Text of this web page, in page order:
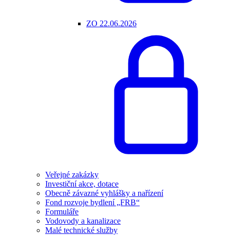
ZO 22.06.2026
Veřejné zakázky
Investiční akce, dotace
Obecně závazné vyhlášky a nařízení
Fond rozvoje bydlení „FRB“
Formuláře
Vodovody a kanalizace
Malé technické služby